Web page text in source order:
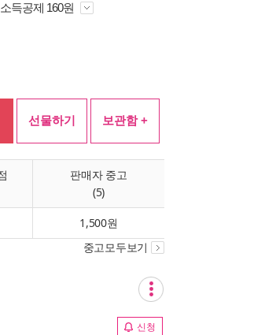
소득공제 160원
선물하기 보관함 +
판매자 중고
(5)
1,500원
중고모두보기
신청